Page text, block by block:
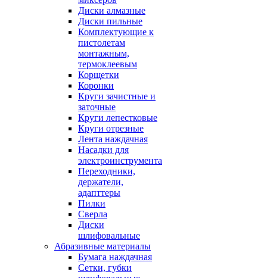
Диски алмазные
Диски пильные
Комплектующие к
пистолетам
монтажным,
термоклеевым
Корщетки
Коронки
Круги зачистные и
заточные
Круги лепестковые
Круги отрезные
Лента наждачная
Насадки для
электроинструмента
Переходники,
держатели,
адапттеры
Пилки
Сверла
Диски
шлифовальные
Абразивные материалы
Бумага наждачная
Сетки, губки